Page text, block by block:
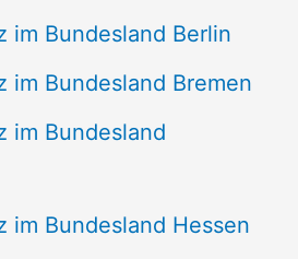
im Bundesland Berlin
im Bundesland Bremen
im Bundesland
im Bundesland Hessen